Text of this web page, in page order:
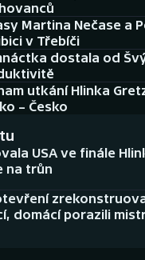
Martina Nečase a
v Třebíči
dostala od
utkání Hlinka
– Česko
USA ve finále
na trůn
domácí porazili